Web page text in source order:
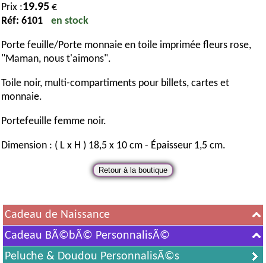
Prix :19.95 €
Réf: 6101
en stock
Porte feuille/Porte monnaie en toile imprimée fleurs rose,
"Maman, nous t'aimons".
Toile noir, multi-compartiments pour billets, cartes et
monnaie.
Portefeuille femme noir.
Dimension : ( L x H ) 18,5 x 10 cm - Épaisseur 1,5 cm.
Cadeau de Naissance
Cadeau BÃ©bÃ© PersonnalisÃ©
Peluche & Doudou PersonnalisÃ©s